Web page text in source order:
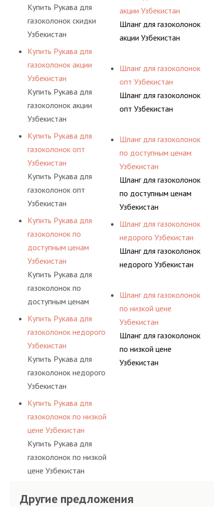
Купить Рукава для
газоколонок скидки
Узбекистан
Купить Рукава для
газоколонок акции
Узбекистан
Купить Рукава для
газоколонок акции
Узбекистан
Купить Рукава для
газоколонок опт
Узбекистан
Купить Рукава для
газоколонок опт
Узбекистан
Купить Рукава для
газоколонок по
доступным ценам
Узбекистан
Купить Рукава для
газоколонок по
доступным ценам
Узбекистан
Купить Рукава для
газоколонок недорого
Узбекистан
Купить Рукава для
газоколонок недорого
Узбекистан
Купить Рукава для
газоколонок по низкой
цене Узбекистан
Купить Рукава для
газоколонок по низкой
цене Узбекистан
акции Узбекистан
Шланг для газоколонок
акции Узбекистан
Шланг для газоколонок
опт Узбекистан
Шланг для газоколонок
опт Узбекистан
Шланг для газоколонок
по доступным ценам
Узбекистан
Шланг для газоколонок
по доступным ценам
Узбекистан
Шланг для газоколонок
недорого Узбекистан
Шланг для газоколонок
недорого Узбекистан
Шланг для газоколонок
по низкой цене
Узбекистан
Шланг для газоколонок
по низкой цене
Узбекистан
Другие предложения